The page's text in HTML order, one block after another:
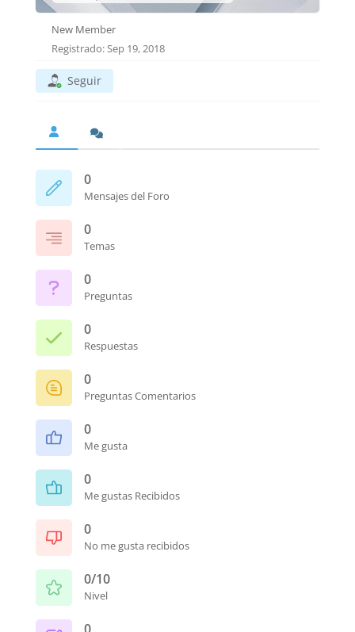
New Member
Registrado: Sep 19, 2018
Seguir
0
Mensajes del Foro
0
Temas
0
Preguntas
0
Respuestas
0
Preguntas Comentarios
0
Me gusta
0
Me gustas Recibidos
0
No me gusta recibidos
0/10
Nivel
0